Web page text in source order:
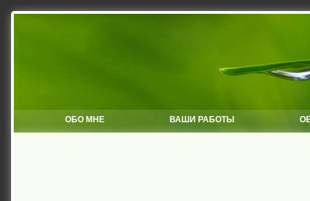
ОБО МНЕ ВАШИ РАБОТЫ